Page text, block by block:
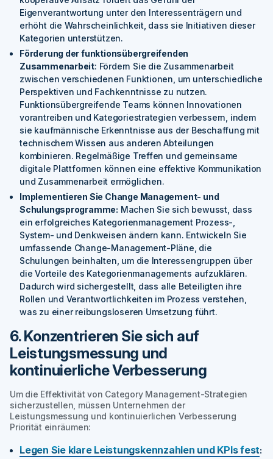
Eigenverantwortung unter den Interessenträgern und
erhöht die Wahrscheinlichkeit, dass sie Initiativen dieser
Kategorien unterstützen.
Förderung der funktionsübergreifenden
Zusammenarbeit: Fördern Sie die Zusammenarbeit
zwischen verschiedenen Funktionen, um unterschiedliche
Perspektiven und Fachkenntnisse zu nutzen.
Funktionsübergreifende Teams können Innovationen
vorantreiben und Kategoriestrategien verbessern, indem
sie kaufmännische Erkenntnisse aus der Beschaffung mit
technischem Wissen aus anderen Abteilungen
kombinieren. Regelmäßige Treffen und gemeinsame
digitale Plattformen können eine effektive Kommunikation
und Zusammenarbeit ermöglichen.
Implementieren Sie Change Management- und
Schulungsprogramme: Machen Sie sich bewusst, dass
ein erfolgreiches Kategorienmanagement Prozess-,
System- und Denkweisen ändern kann. Entwickeln Sie
umfassende Change-Management-Pläne, die
Schulungen beinhalten, um die Interessengruppen über
die Vorteile des Kategorienmanagements aufzuklären.
Dadurch wird sichergestellt, dass alle Beteiligten ihre
Rollen und Verantwortlichkeiten im Prozess verstehen,
was zu einer reibungsloseren Umsetzung führt.
6. Konzentrieren Sie sich auf
Leistungsmessung und
kontinuierliche Verbesserung
Um die Effektivität von Category Management-Strategien
sicherzustellen, müssen Unternehmen der
Leistungsmessung und kontinuierlichen Verbesserung
Priorität einräumen:
Legen Sie klare Leistungskennzahlen und KPIs fest: